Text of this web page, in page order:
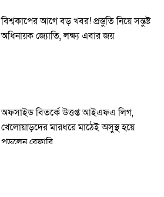
বিশ্বকাপের আগে বড় খবর! প্রস্তুতি নিয়ে সন্তুষ্ট
অধিনায়ক জ্যোতি, লক্ষ্য এবার জয়
অফসাইড বিতর্কে উত্তপ্ত আইএফএ লিগ,
খেলোয়াড়দের মারধরে মাঠেই অসুস্থ হয়ে
পড়লেন রেফারি